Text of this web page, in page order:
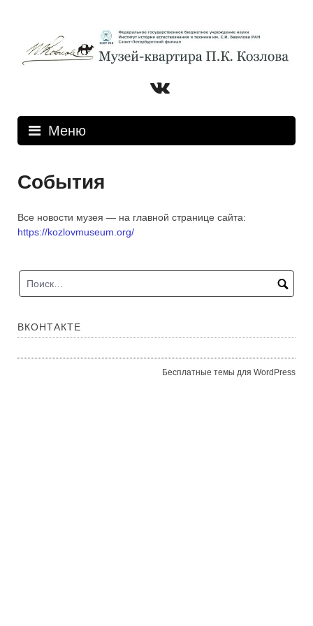
содержимому
Вконтакте
Меню
События
Все новости музея — на главной странице сайта:
https://kozlovmuseum.org/
ВКОНТАКТЕ
Бесплатные темы для WordPress